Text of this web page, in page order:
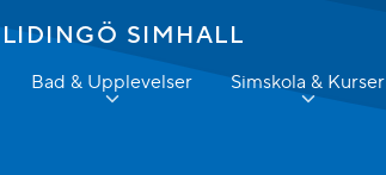
LIDINGÖ SIMHALL
Bad & Upplevelser Simskola & Kurser